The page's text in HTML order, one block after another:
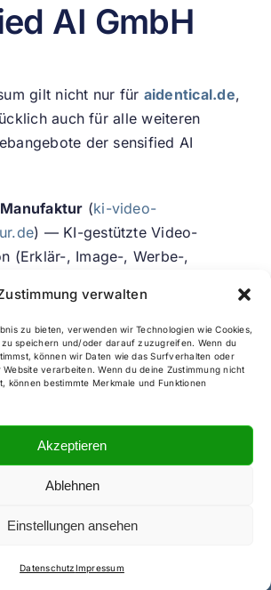
verwalten
zu bieten, verwenden wir Technologien wie Cookies,
speichern und/oder darauf zuzugreifen. Wenn du
können wir Daten wie das Surfverhalten oder
verarbeiten. Wenn du deine Zustimmung nicht
können bestimmte Merkmale und Funktionen
Akzeptieren
Ablehnen
Einstellungen ansehen
DatenschutzImpressum
AI GmbH
gilt nicht nur für aidentical.de,
auch für alle weiteren
der sensified AI
(ki-video-
) — KI-gestützte Video-
(Erklär-, Image-, Werbe-,
auch für die o. g. Marke die
vertreten durch die
Berthold Kellner und Maxim
teilweise mit Hilfe Künstlicher Intelligenz erstellt.